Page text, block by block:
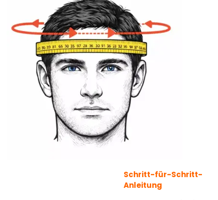
Schritt-für-Schritt-
Anleitung